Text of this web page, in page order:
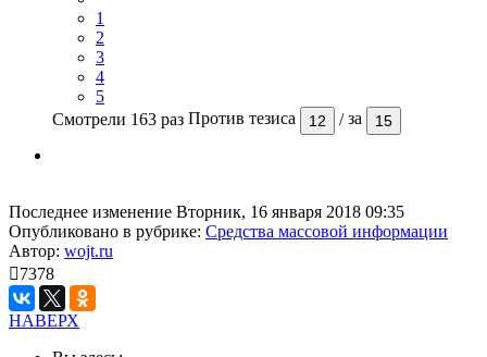
1
2
3
4
5
Смотрели 163 раз Против тезиса 12 /за 15
Последнее изменение Вторник, 16 января 2018 09:35
Опубликовано в рубрике: Средства массовой информации
Автор: wojt.ru
7378
НАВЕРХ